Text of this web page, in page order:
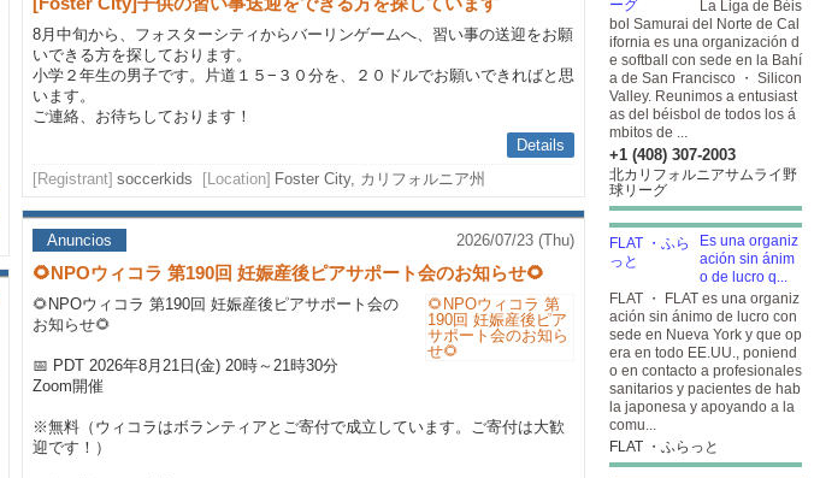
8月中旬から、フォスターシティからバーリンゲームへ、習い事の送迎をお願
いできる方を探しております。
小学２年生の男子です。片道１５−３０分を、２０ドルでお願いできればと思
います。
ご連絡、お待ちしております！
Details
[Registrant] soccerkids [Location] Foster City, カリフォルニア州
Anuncios 2026/07/23 (Thu)
🌻NPOウィコラ 第190回 妊娠産後ピアサポート会のお知らせ🌻
🌻NPOウィコラ 第190回 妊娠産後ピアサポート会の
お知らせ🌻
📅 PDT 2026年8月21日(金) 20時～21時30分
Zoom開催
※無料（ウィコラはボランティアとご寄付で成立しています。ご寄付は大歓
迎です！）
La Liga de Béis
bol Samurai del Norte de Cal
ifornia es una organización d
e softball con sede en la Bahí
a de San Francisco ・ Silicon
Valley. Reunimos a entusiast
as del béisbol de todos los á
mbitos de ...
+1 (408) 307-2003
北カリフォルニアサムライ野
球リーグ
Es una organiz
ación sin ánim
o de lucro q...
FLAT ・ FLAT es una organiz
ación sin ánimo de lucro con
sede en Nueva York y que op
era en todo EE.UU., poniend
o en contacto a profesionales
sanitarios y pacientes de hab
la japonesa y apoyando a la
comu...
FLAT ・ふらっと